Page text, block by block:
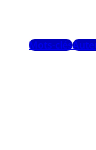
Mots-clés